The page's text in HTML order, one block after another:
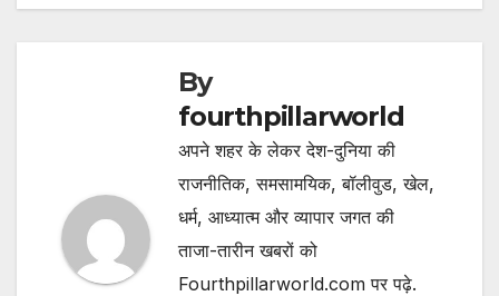
By
fourthpillarworld
अपने शहर के लेकर देश-दुनिया की
राजनीतिक, समसामयिक, बॉलीवुड, खेल,
धर्म, आध्यात्म और व्यापार जगत की
ताजा-तारीन खबरों को
Fourthpillarworld.com पर पढ़े.